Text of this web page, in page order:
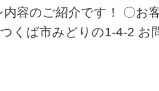
容のご紹介です！ 〇お
くば市みどりの1-4-2 お